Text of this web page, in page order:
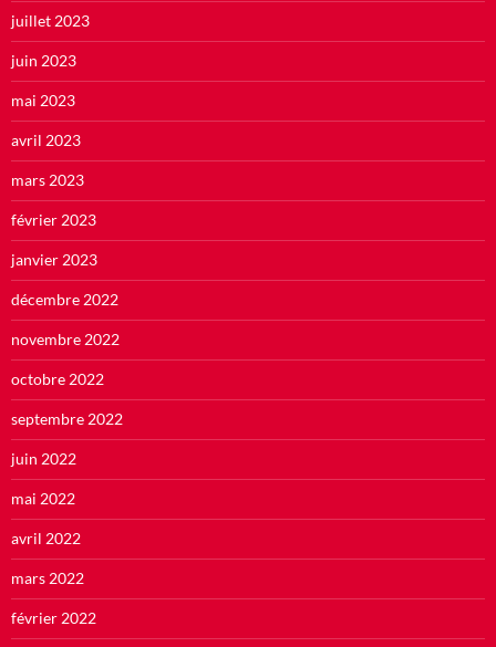
juillet 2023
juin 2023
mai 2023
avril 2023
mars 2023
février 2023
janvier 2023
décembre 2022
novembre 2022
octobre 2022
septembre 2022
juin 2022
mai 2022
avril 2022
mars 2022
février 2022